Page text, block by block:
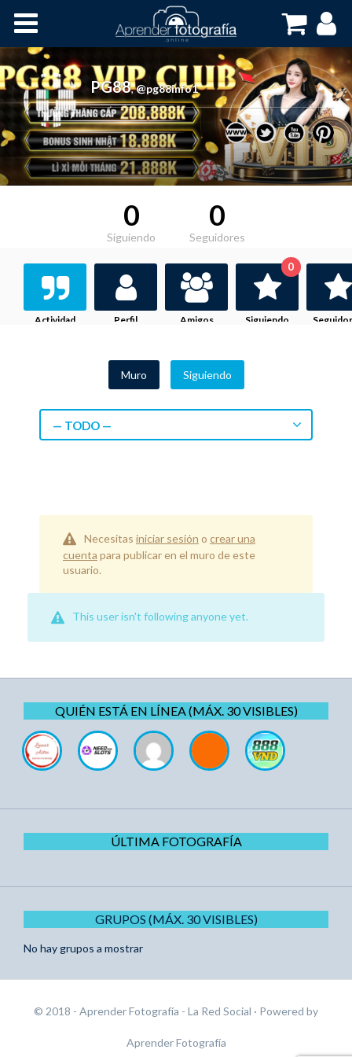
Cursos OnLine
PG88,@pg88info1
0
Siguiendo
0
Seguidores
Actividad Perfil Amigos Siguiendo
0
Muro Siguiendo
— TODO —
Necesitas iniciar sesión o crear una
cuenta para publicar en el muro de este
usuario.
This user isn't following anyone yet.
QUIÉN ESTÁ EN LÍNEA (MÁX. 30 VISIBLES)
ÚLTIMA FOTOGRAFÍA
GRUPOS (MÁX. 30 VISIBLES)
No hay grupos a mostrar
© 2018 - Aprender Fotografía - La Red Social · Powered by
Aprender Fotografía